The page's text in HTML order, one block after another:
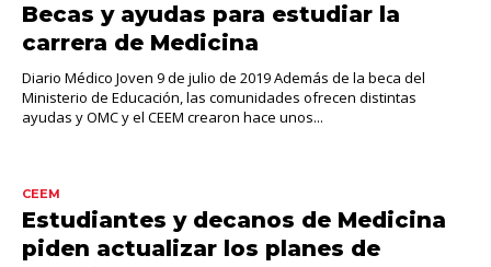
Becas y ayudas para estudiar la
carrera de Medicina
Diario Médico Joven 9 de julio de 2019 Además de la beca del
Ministerio de Educación, las comunidades ofrecen distintas
ayudas y OMC y el CEEM crearon hace unos...
CEEM
Estudiantes y decanos de Medicina
piden actualizar los planes de